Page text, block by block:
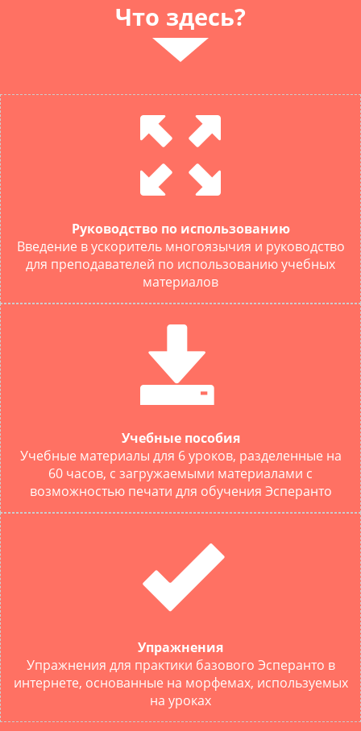
Что здесь?
Руководство по использованию
Введение в ускоритель многоязычия и руководство
для преподавателей по использованию учебных
материалов
Учебные пособия
Учебные материалы для 6 уроков, разделенные на
60 часов, с загружаемыми материалами с
возможностью печати для обучения Эсперанто
Упражнения
Упражнения для практики базового Эсперанто в
интернете, основанные на морфемах, используемых
на уроках